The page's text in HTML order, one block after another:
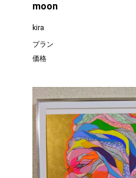
moon
kira
プラン
価格